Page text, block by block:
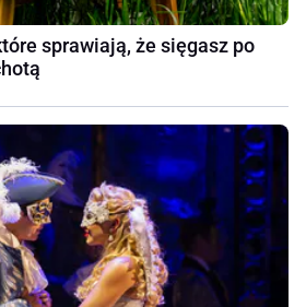
sprawiają, że sięgasz po